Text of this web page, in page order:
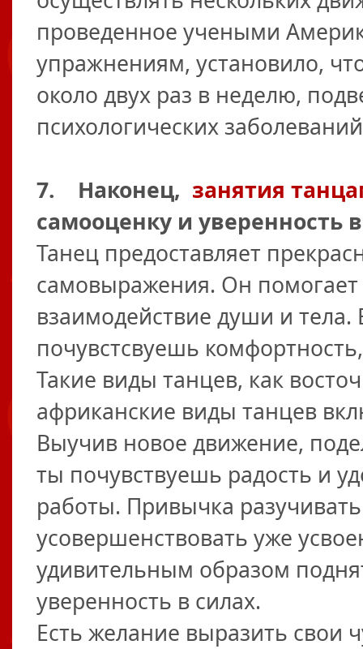
проведенное учеными
упражнениям, установило,
около двух раз в неделю,
психологических
7. Наконец, занятия
самооценку и уверенность
Танец предоставляет
самовыражения. Он помогает
взаимодействие души и
почувстсвуешь
Такие виды танцев, как
африканские виды танцев
Выучив новое движение,
ты почувствуешь радость и
работы. Привычка
усовершенствовать уже
удивительным образом
уверенность в силах.
Есть желание выразить свои